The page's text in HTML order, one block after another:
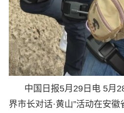
中国日报5月29日电 5月
界市长对话·黄山”活动在安徽